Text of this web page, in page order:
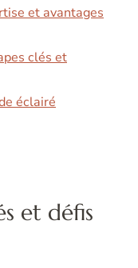
et avantages
clés et
éclairé
et défis